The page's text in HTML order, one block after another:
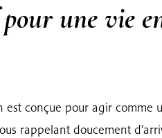
une vie
conçue pour agir comme
rappelant doucement